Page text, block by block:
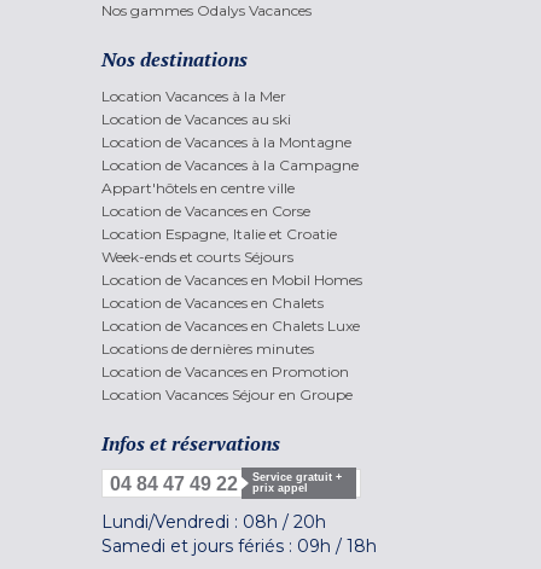
Nos gammes Odalys Vacances
Nos destinations
Location Vacances à la Mer
Location de Vacances au ski
Location de Vacances à la Montagne
Location de Vacances à la Campagne
Appart'hôtels en centre ville
Location de Vacances en Corse
Location Espagne, Italie et Croatie
Week-ends et courts Séjours
Location de Vacances en Mobil Homes
Location de Vacances en Chalets
Location de Vacances en Chalets Luxe
Locations de dernières minutes
Location de Vacances en Promotion
Location Vacances Séjour en Groupe
Infos et réservations
04 84 47 49 22
Service gratuit +
prix appel
Lundi/Vendredi : 08h / 20h
Samedi et jours fériés : 09h / 18h